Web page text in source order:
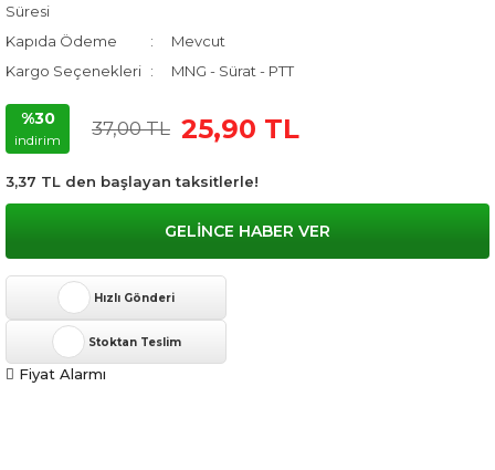
Süresi
Kapıda Ödeme
Mevcut
Kargo Seçenekleri
MNG - Sürat - PTT
%30
indirim
37,00 TL 25,90 TL
3,37 TL den başlayan taksitlerle!
GELİNCE HABER VER
Hızlı Gönderi
Stoktan Teslim
Fiyat Alarmı